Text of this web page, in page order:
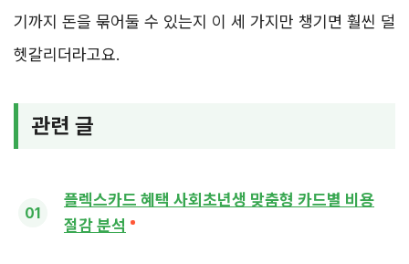
기까지 돈을 묶어둘 수 있는지 이 세 가지만 챙기면 훨씬 덜
헷갈리더라고요.
관련 글
플렉스카드 혜택 사회초년생 맞춤형 카드별 비용
절감 분석